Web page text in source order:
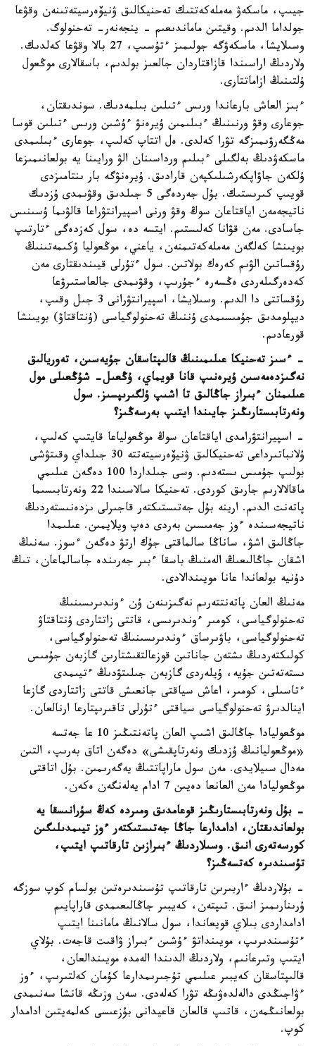
جيىپ، ماسكەۋ مەملەكەتتىك تەحنيكالىق ۋنيۆەرسيتەتىنەن وقۋعا
جولداما الدىم. وقيتىن ماماندىعىم - ينجەنەر- تەحنولوگ.
وسىلايشا، ماسكەۋگە جولىمىز ءتۇسىپ، 27 بالا وقۋعا كەلدىك.
ولاردىڭ اراسىندا قازاقتاردان جالعىز بولدىم، باسقالارى موڭعول
ۇلتىنىڭ ازاماتتارى.
ءبىز العاش بارعاندا ورىس ءتىلىن بىلمەدىك. سوندىقتان،
جوعارى وقۋ ورنىنىڭ ءبىلىمىن ۇيرەنۋ ءۇشىن ورىس ءتىلىن قوسا
مەڭگەرۋىمىزگە تۋرا كەلدى. ەل اتتاپ كەلىپ، جوعارى ءبىلىمدى
ماسكەۋدىڭ بەلگىلى ءبىلىم ورداسىنان الۋ ورايىنا يە بولعانىمىزعا
ۇلكەن جاۋاپكەرشىلىكپەن قارادىق. ۇيرەنۋگە بار ىنتامىزدى
قويىپ كىرىستىك. بۇل جەردەگى 5 جىلدىق وقۋىمدى ۇزدىك
ناتيجەمەن اياقتاعان سوڭ وقۋ ورنى اسپيرانتۋراعا قالۋىما ۇسىنىس
جاسادى. مەن قۋانا كەلىستىم. ايتسە دە، سول كەزدەگى ءتارتىپ
بويىنشا كەلگەن مەملەكەتىمنەن، ياعني، موڭعوليا ۇكىمەتىنىڭ
رۇقساتىن الۋىم كەرەك بولاتىن. سول ءتۇرلى قيىندىقتارى مەن
كەدەرگىلەردى ەڭسەرە ءجۇرىپ، وقۋىمدى جالعاستىرۋعا
رۇقساتتى دا الدىم. وسىلايشا، اسپيرانتۋرانى 3 جىل وقىپ،
ديپلومدىق جۇمىسىمدى ۇننىڭ تەحنولوگياسى (ۇنتاقتاۋ) بويىنشا
قورعادىم.
- ءسىز تەحنيكا عىلىمىنىڭ قالىپتاسقان جۇيەسىن، تەوريالىق
نەگىزدەمەسىن ۇيرەنىپ قانا قويماي، ۇڭعىل- شۇڭعىلى مول
عىلىمنان ءبىراز جاڭالىق تا اشىپ ۇلگىرىپسىز. سول
ونەرتابىستارىڭىز جايىندا ايتىپ بەرسەڭىز؟
- اسپيرانتۋرامدى اياقتاعان سوڭ موڭعولياعا قايتىپ كەلىپ،
ۇلانباتىرداعى تەحنيكالىق ۋنيۆەرسيتەتتە 30 جىلداي وقىتۋشى
بولىپ جۇمىس ىستەدىم. وسى جىلداردا 100 دەگەن عىلىمي
ماقالالارىم جارىق كوردى. تەحنيكا سالاسىندا 22 ونەرتابىسىما
پاتەنت الدىم. ارينە بۇل جەتىستىكتەر قاجىرلى ىزدەنىستەردىڭ
ناتيجەسىندە ءوز جەمىسىن بەردى دەپ ويلايمىن. عىلىمدا
جاڭالىق اشۋ، ساناڭا سالماقتى جۇك ارتۋ دەگەن ءسوز. سەنىڭ
اشقان جاڭالىعىڭ الەمنىڭ باسقا ءبىر جەرىندە جاسالماعان، تىڭ
دۇنيە بولعاندا عانا مويىندالادى.
مەنىڭ العان پاتەنتتەرىم نەگىزىنەن ۇن ءوندىرىسىنىڭ
تەحنولوگياسى، كومىر ءوندىرىسى، قاتتى زاتتاردى ۇنتاقتاۋ
تەحنولوگياسى، باۋىرساق ءوندىرىسىنىڭ تەحنولوگياسى،
كولىكتەردىڭ ىشتەن جاناتىن قوزعالتقىشتارىن گازبەن جۇمىس
ىستەتەتىن جۇيە، ۇيلەردى گازبەن جىلىتۋدىڭ ءتيىمدى
ءتاسىلى، كومىر، اعاش سياقتى جانعىش قاتتى زاتتاردى گازعا
اينالدىرۋ تەحنولوگياسى سياقتى ءتۇرلى تاقىرىپتارعا ارنالعان.
موڭعوليادا جاڭالىق اشىپ العان پاتەنتىڭىز 10 عا جەتسە
«موڭعوليانىڭ ۇزدىك ونەرتاپقىشى» دەگەن اتاق بەرىپ، التىن
مەدال سىيلايدى. مەن سول ماراپاتتىڭ يەگەرىمىن. بۇل اتاقتى
موڭعوليادا مەن العانعا دەيىن 7 ادام يەلەنگەن ەكەن.
- بۇل ونەرتابىستارىڭىز قوعامدىق ومىردە كەڭ سۇرانىسقا يە
بولعاندىقتان، ادامدارعا جاڭا جەتىستىكتەر ءوز تيىمدىلىگىن
كورسەتەرى انىق. وسىلاردىڭ ءبىرازىن تارقاتىپ ايتىپ،
تۇسىندىرە كەتسەڭىز؟
- بۇلاردىڭ ءاربىرىن تارقاتىپ تۇسىندىرەتىن بولسام كوپ سوزگە
ۇرىنارىمىز انىق. تىپتەن، كەيبىر جاڭالىعىمدى قاراپايىم
ادامداردى بىلاي قويعاندا، سول سالانىڭ مامانىنا ايتىپ
ءتۇسىندىرىپ، مويىنداتۋ ءۇشىن ءبىراز ۋاقىت قاجەت. بۇلاي
ايتىپ وتىرعانىم، ولاردىڭ الدىندا الەمدە مويىندالعان،
قالىپتاسقان كەيبىر عىلىمي تۇجىرىمدارعا كۇمان كەلتىرىپ، ءوز
ءۋاجىڭدى دالەلدەۋىڭە تۋرا كەلەدى. سەن وزىڭە قانشا سەنىمدى
بولعانىڭمەن، قاتىپ قالعان قاعيدانى بۇزعىسى كەلمەيتىن ادامدار
كوپ.